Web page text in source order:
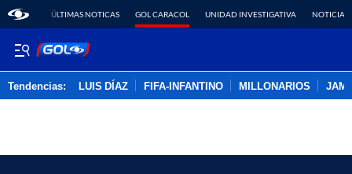
ÚLTIMAS NOTICAS GOL CARACOL UNIDAD INVESTIGATIVA NOTICIAS
Tendencias: LUIS DÍAZ FIFA-INFANTINO MILLONARIOS